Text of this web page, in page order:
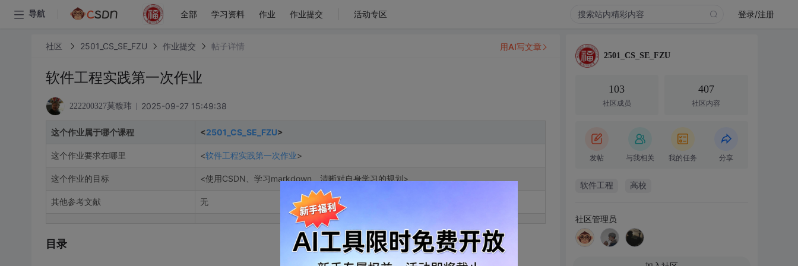
导航 全部 学习资料 作业 作业提交 活动专区 登录/注册
社区 2501_CS_SE_FZU 作业提交 帖子详情
软件工程实践第一次作业
222200327莫馥玮 2025-09-27 15:49:38
这个作业属于哪个课程 <2501_CS_SE_FZU>
这个作业要求在哪里 <软件工程实践第一次作业>
这个作业的目标 <使用CSDN、学习markdown、清晰对自身学习的规划>
其他参考文献 无
目录
用AI写文章
2501_CS_SE_FZU
103
社区成员
407
社区内容
发帖 与我相关 我的任务 分享
软件工程 高校
社区管理员